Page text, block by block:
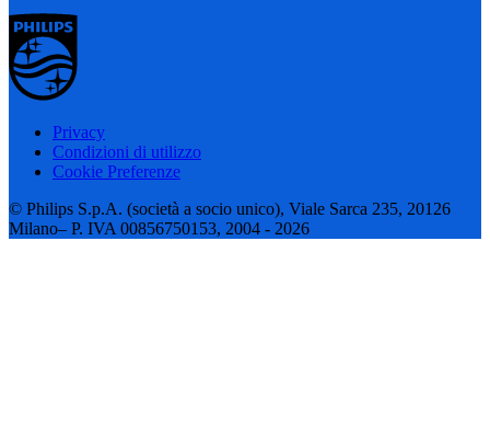
Privacy
Condizioni di utilizzo
Cookie Preferenze
© Philips S.p.A. (società a socio unico), Viale Sarca 235, 20126
Milano– P. IVA 00856750153, 2004 - 2026